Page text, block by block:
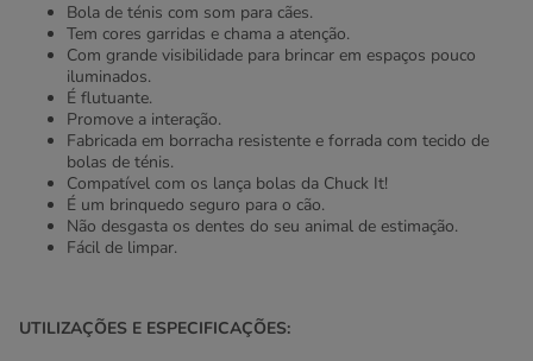
Bola de ténis com som para cães.
Tem cores garridas e chama a atenção.
Com grande visibilidade para brincar em espaços pouco
iluminados.
É flutuante.
Promove a interação.
Fabricada em borracha resistente e forrada com tecido de
bolas de ténis.
Compatível com os lança bolas da Chuck It!
É um brinquedo seguro para o cão.
Não desgasta os dentes do seu animal de estimação.
Fácil de limpar.
UTILIZAÇÕES E ESPECIFICAÇÕES: